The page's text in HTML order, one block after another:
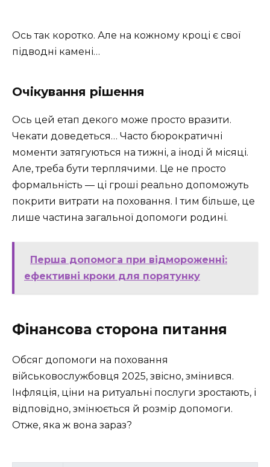
Ось так коротко. Але на кожному кроці є свої
підводні камені…
Очікування рішення
Ось цей етап декого може просто вразити.
Чекати доведеться… Часто бюрократичні
моменти затягуються на тижні, а іноді й місяці.
Але, треба бути терплячими. Це не просто
формальність — ці гроші реально допоможуть
покрити витрати на поховання. І тим більше, це
лише частина загальної допомоги родині.
Перша допомога при відмороженні:
ефективні кроки для порятунку
Фінансова сторона питання
Обсяг допомоги на поховання
військовослужбовця 2025, звісно, змінився.
Інфляція, ціни на ритуальні послуги зростають, і
відповідно, змінюється й розмір допомоги.
Отже, яка ж вона зараз?